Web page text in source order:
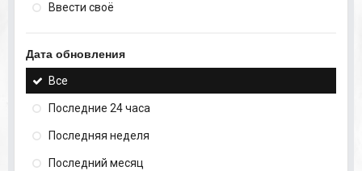
Ввести своё
Дата обновления
Все
Последние 24 часа
Последняя неделя
Последний месяц